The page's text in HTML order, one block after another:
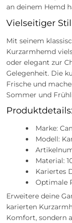
an deinem Hemd
Vielseitiger Stil
Mit seinem
Kurzarmhemd
oder elegant zur
Gelegenheit. Die
Frische und
Sommer und
Produktdetails:
Marke:
Modell:
Material:
Kariertes
Optimale
Erweitere deine
karierten
Komfort, sondern